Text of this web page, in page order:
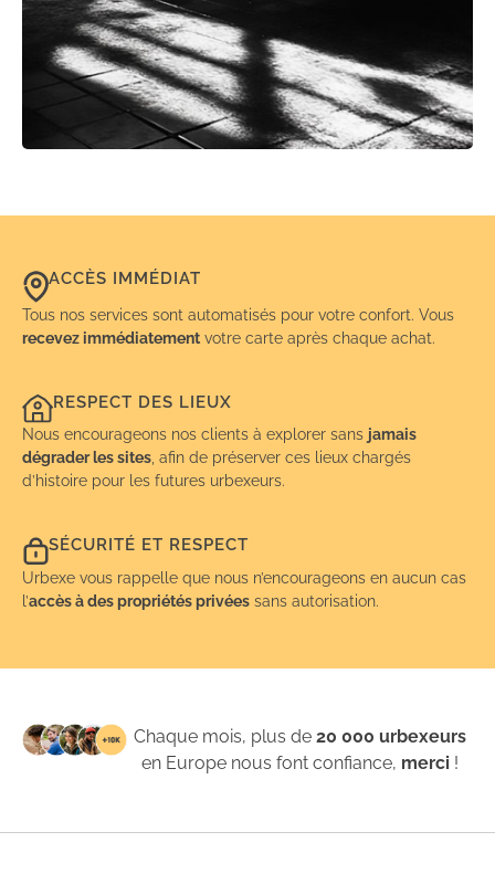
ACCÈS IMMÉDIAT
Tous nos services sont automatisés pour votre confort. Vous
recevez immédiatement votre carte après chaque achat.
RESPECT DES LIEUX
Nous encourageons nos clients à explorer sans jamais
dégrader les sites , afin de préserver ces lieux chargés
d’histoire pour les futures urbexeurs.
SÉCURITÉ ET RESPECT
Urbexe vous rappelle que nous n’encourageons en aucun cas
l’accès à des propriétés privées sans autorisation.
Chaque mois, plus de20 000 urbexeurs
en Europe nous font confiance, merci !